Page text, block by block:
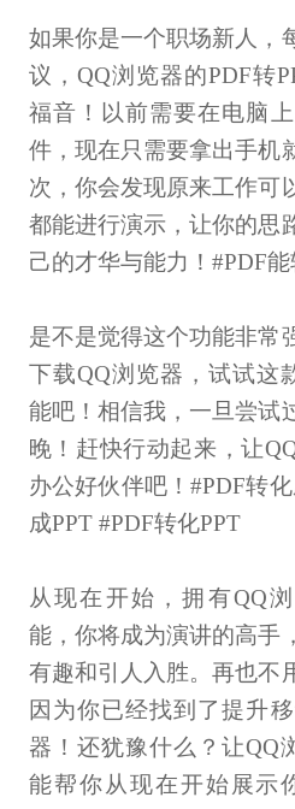
如果你是一个职场新人，
议，QQ浏览器的PDF转
福音！以前需要在电脑
件，现在只需要拿出手机
次，你会发现原来工作可
都能进行演示，让你的思
己的才华与能力！#PDF
是不是觉得这个功能非常
下载QQ浏览器，试试这
能吧！相信我，一旦尝试
晚！赶快行动起来，让
办公好伙伴吧！#PDF转
成PPT #PDF转化PPT
从现在开始，拥有QQ
能，你将成为演讲的高手
有趣和引人入胜。再也不
因为你已经找到了提升
器！还犹豫什么？让QQ
能帮你从现在开始展示